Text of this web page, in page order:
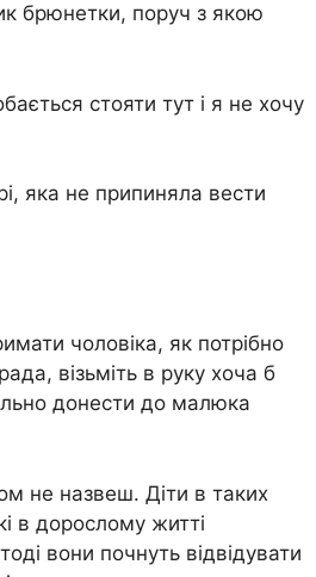
брюнетки, поруч з якою
стояти тут і я не хочу
яка не припиняла вести
чоловіка, як потрібно
візьміть в руку хоча б
донести до малюка
не назвеш. Діти в таких
в дорослому житті
вони почнуть відвідувати